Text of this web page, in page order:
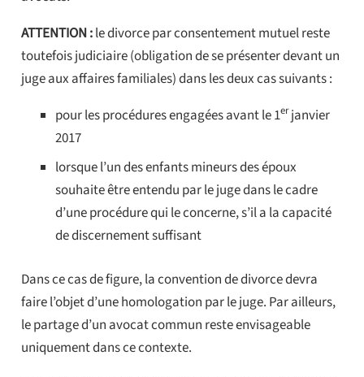
ATTENTION :le divorce par consentement mutuel reste
toutefois judiciaire (obligation de se présenter devant un
juge aux affaires familiales) dans les deux cas suivants :
pour les procédures engagées avant le 1erjanvier
2017
lorsque l’un des enfants mineurs des époux
souhaite être entendu par le juge dans le cadre
d’une procédure qui le concerne, s’il a la capacité
de discernement suffisant
Dans ce cas de figure, la convention de divorce devra
faire l’objet d’une homologation par le juge. Par ailleurs,
le partage d’un avocat commun reste envisageable
uniquement dans ce contexte.